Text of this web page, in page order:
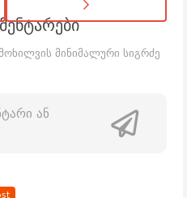
17
18
მინიმალური სიგრძე
ან